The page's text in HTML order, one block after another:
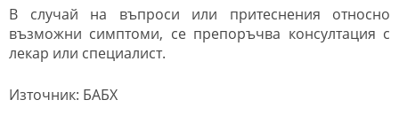
В случай на въпроси или притеснения относно
възможни симптоми, се препоръчва консултация с
лекар или специалист.
Източник: БАБХ